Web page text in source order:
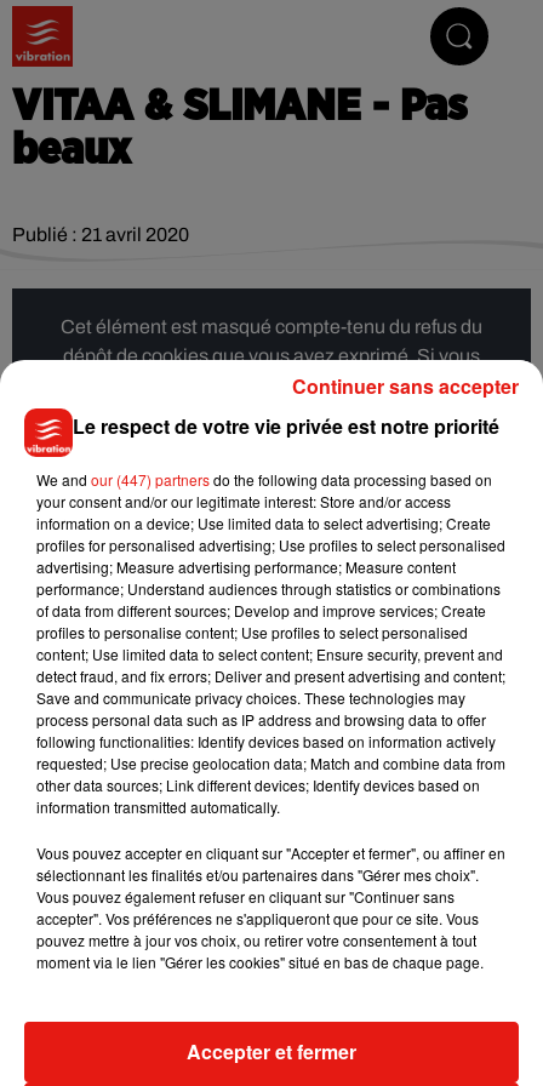
VITAA & SLIMANE - Pas
beaux
Publié : 21 avril 2020
Cet élément est masqué compte-tenu du refus du
dépôt de cookies que vous avez exprimé. Si vous
souhaitez l'afficher, merci de nous donner votre accord
en cliquant sur le bouton ci-dessous.
Afficher l'élément
Musique
Julien Lieb s’essaye à la vie de
chatelain dans son nouveau clip
Madonna
Sensation »
+ DE MUSIQUE
Le respect de votre vie privée est notre priorité
We and our (447) partnersdo the following data processing based on
your consent and/or our legitimate interest: Store and/or access
information on a device; Use limited data to select advertising; Create
profiles for personalised advertising; Use profiles to select personalised
advertising; Measure advertising performance; Measure content
performance; Understand audiences through statistics or combinations
of data from different sources; Develop and improve services; Create
profiles to personalise content; Use profiles to select personalised
content; Use limited data to select content; Ensure security, prevent and
detect fraud, and fix errors; Deliver and present advertising and content;
Save and communicate privacy choices. These technologies may
process personal data such as IP address and browsing data to offer
following functionalities: Identify devices based on information actively
requested; Use precise geolocation data; Match and combine data from
other data sources; Link different devices; Identify devices based on
information transmitted automatically.
Vous pouvez accepter en cliquant sur "Accepter et fermer", ou affiner en
sélectionnant les finalités et/ou partenaires dans "Gérer mes choix".
Vous pouvez également refuser en cliquant sur "Continuer sans
accepter". Vos préférences ne s'appliqueront que pour ce site. Vous
pouvez mettre à jour vos choix, ou retirer votre consentement à tout
moment via le lien "Gérer les cookies" situé en bas de chaque page.
Accepter et fermer
Continuer sans accepter